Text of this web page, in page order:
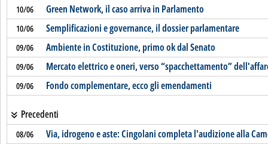
10/06 Green Network, il caso arriva in Parlamento
10/06 Semplificazioni e governance, il dossier parlamentare
09/06 Ambiente in Costituzione, primo ok dal Senato
09/06 Mercato elettrico e oneri, verso “spacchettamento”
09/06 Fondo complementare, ecco gli emendamenti
Precedenti
08/06 Via, idrogeno e aste: Cingolani completa l'audizione alla